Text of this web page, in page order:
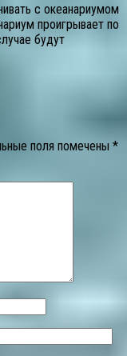
с океанариумом
проигрывает по
будут
поля помечены *